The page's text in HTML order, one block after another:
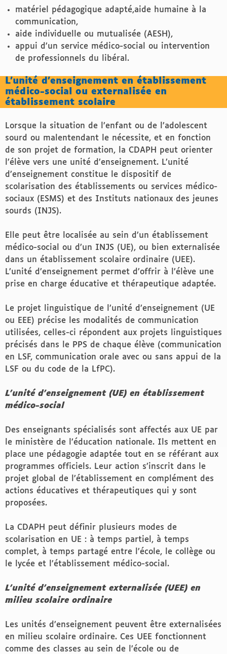
matériel pédagogique adapté,aide humaine à la
communication,
aide individuelle ou mutualisée (AESH),
appui d’un service médico-social ou intervention
de professionnels du libéral.
L’unité d’enseignement en établissement
médico-social ou externalisée en
établissement scolaire
Lorsque la situation de l’enfant ou de l’adolescent
sourd ou malentendant le nécessite, et en fonction
de son projet de formation, la CDAPH peut orienter
l’élève vers une unité d’enseignement. L’unité
d’enseignement constitue le dispositif de
scolarisation des établissements ou services médico-
sociaux (ESMS) et des Instituts nationaux des jeunes
sourds (INJS).
Elle peut être localisée au sein d’un établissement
médico-social ou d’un INJS (UE), ou bien externalisée
dans un établissement scolaire ordinaire (UEE).
L’unité d’enseignement permet d’offrir à l’élève une
prise en charge éducative et thérapeutique adaptée.
Le projet linguistique de l’unité d’enseignement (UE
ou EEE) précise les modalités de communication
utilisées, celles-ci répondent aux projets linguistiques
précisés dans le PPS de chaque élève (communication
en LSF, communication orale avec ou sans appui de la
LSF ou du code de la LfPC).
L’unité d’enseignement (UE) en établissement
médico-social
Des enseignants spécialisés sont affectés aux UE par
le ministère de l’éducation nationale. Ils mettent en
place une pédagogie adaptée tout en se référant aux
programmes officiels. Leur action s’inscrit dans le
projet global de l’établissement en complément des
actions éducatives et thérapeutiques qui y sont
proposées.
La CDAPH peut définir plusieurs modes de
scolarisation en UE : à temps partiel, à temps
complet, à temps partagé entre l’école, le collège ou
le lycée et l’établissement médico-social.
L’unité d’enseignement externalisée (UEE) en
milieu scolaire ordinaire
Les unités d’enseignement peuvent être externalisées
en milieu scolaire ordinaire. Ces UEE fonctionnent
comme des classes au sein de l’école ou de